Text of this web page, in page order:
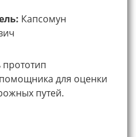
Капсомун
прототип
для оценки
путей.